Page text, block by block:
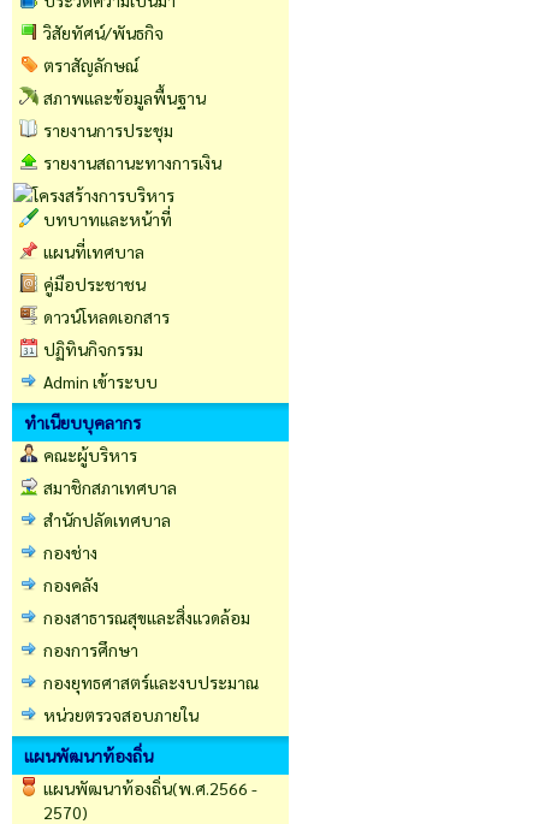
วิสัยทัศน์/พันธกิจ
ตราสัญลักษณ์
สภาพและข้อมูลพื้นฐาน
รายงานการประชุม
รายงานสถานะทางการเงิน
บทบาทและหน้าที่
แผนที่เทศบาล
คู่มือประชาชน
ดาวน์โหลดเอกสาร
ปฏิทินกิจกรรม
Admin เข้าระบบ
ทำเนียบบุคลากร
คณะผู้บริหาร
สมาชิกสภาเทศบาล
สำนักปลัดเทศบาล
กองช่าง
กองคลัง
กองสาธารณสุขและสิ่งแวดล้อม
กองการศึกษา
กองยุทธศาสตร์และงบประมาณ
หน่วยตรวจสอบภายใน
แผนพัฒนาท้องถิ่น
แผนพัฒนาท้องถิ่น(พ.ศ.2566 -
2570)